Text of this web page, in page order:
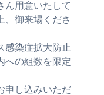
ん用意いたして
、御来場くださ
感染症拡大防止
への組数を限定
申し込みいただ